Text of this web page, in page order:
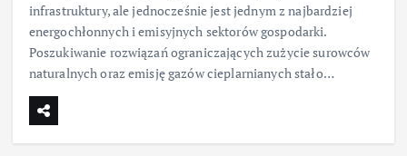
infrastruktury, ale jednocześnie jest jednym z najbardziej
energochłonnych i emisyjnych sektorów gospodarki.
Poszukiwanie rozwiązań ograniczających zużycie surowców
naturalnych oraz emisję gazów cieplarnianych stało…